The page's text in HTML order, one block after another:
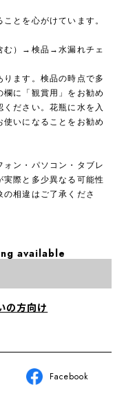
とを心がけています。
む）→検品→水漏れチェ
ます。検品の時点で多
に「観賞用」をお勧め
ださい。花瓶に水を入
いになることをお勧め
ン・パソコン・タブレ
実際と多少異なる可能性
相違はご了承くださ
available
の方向け
Facebook